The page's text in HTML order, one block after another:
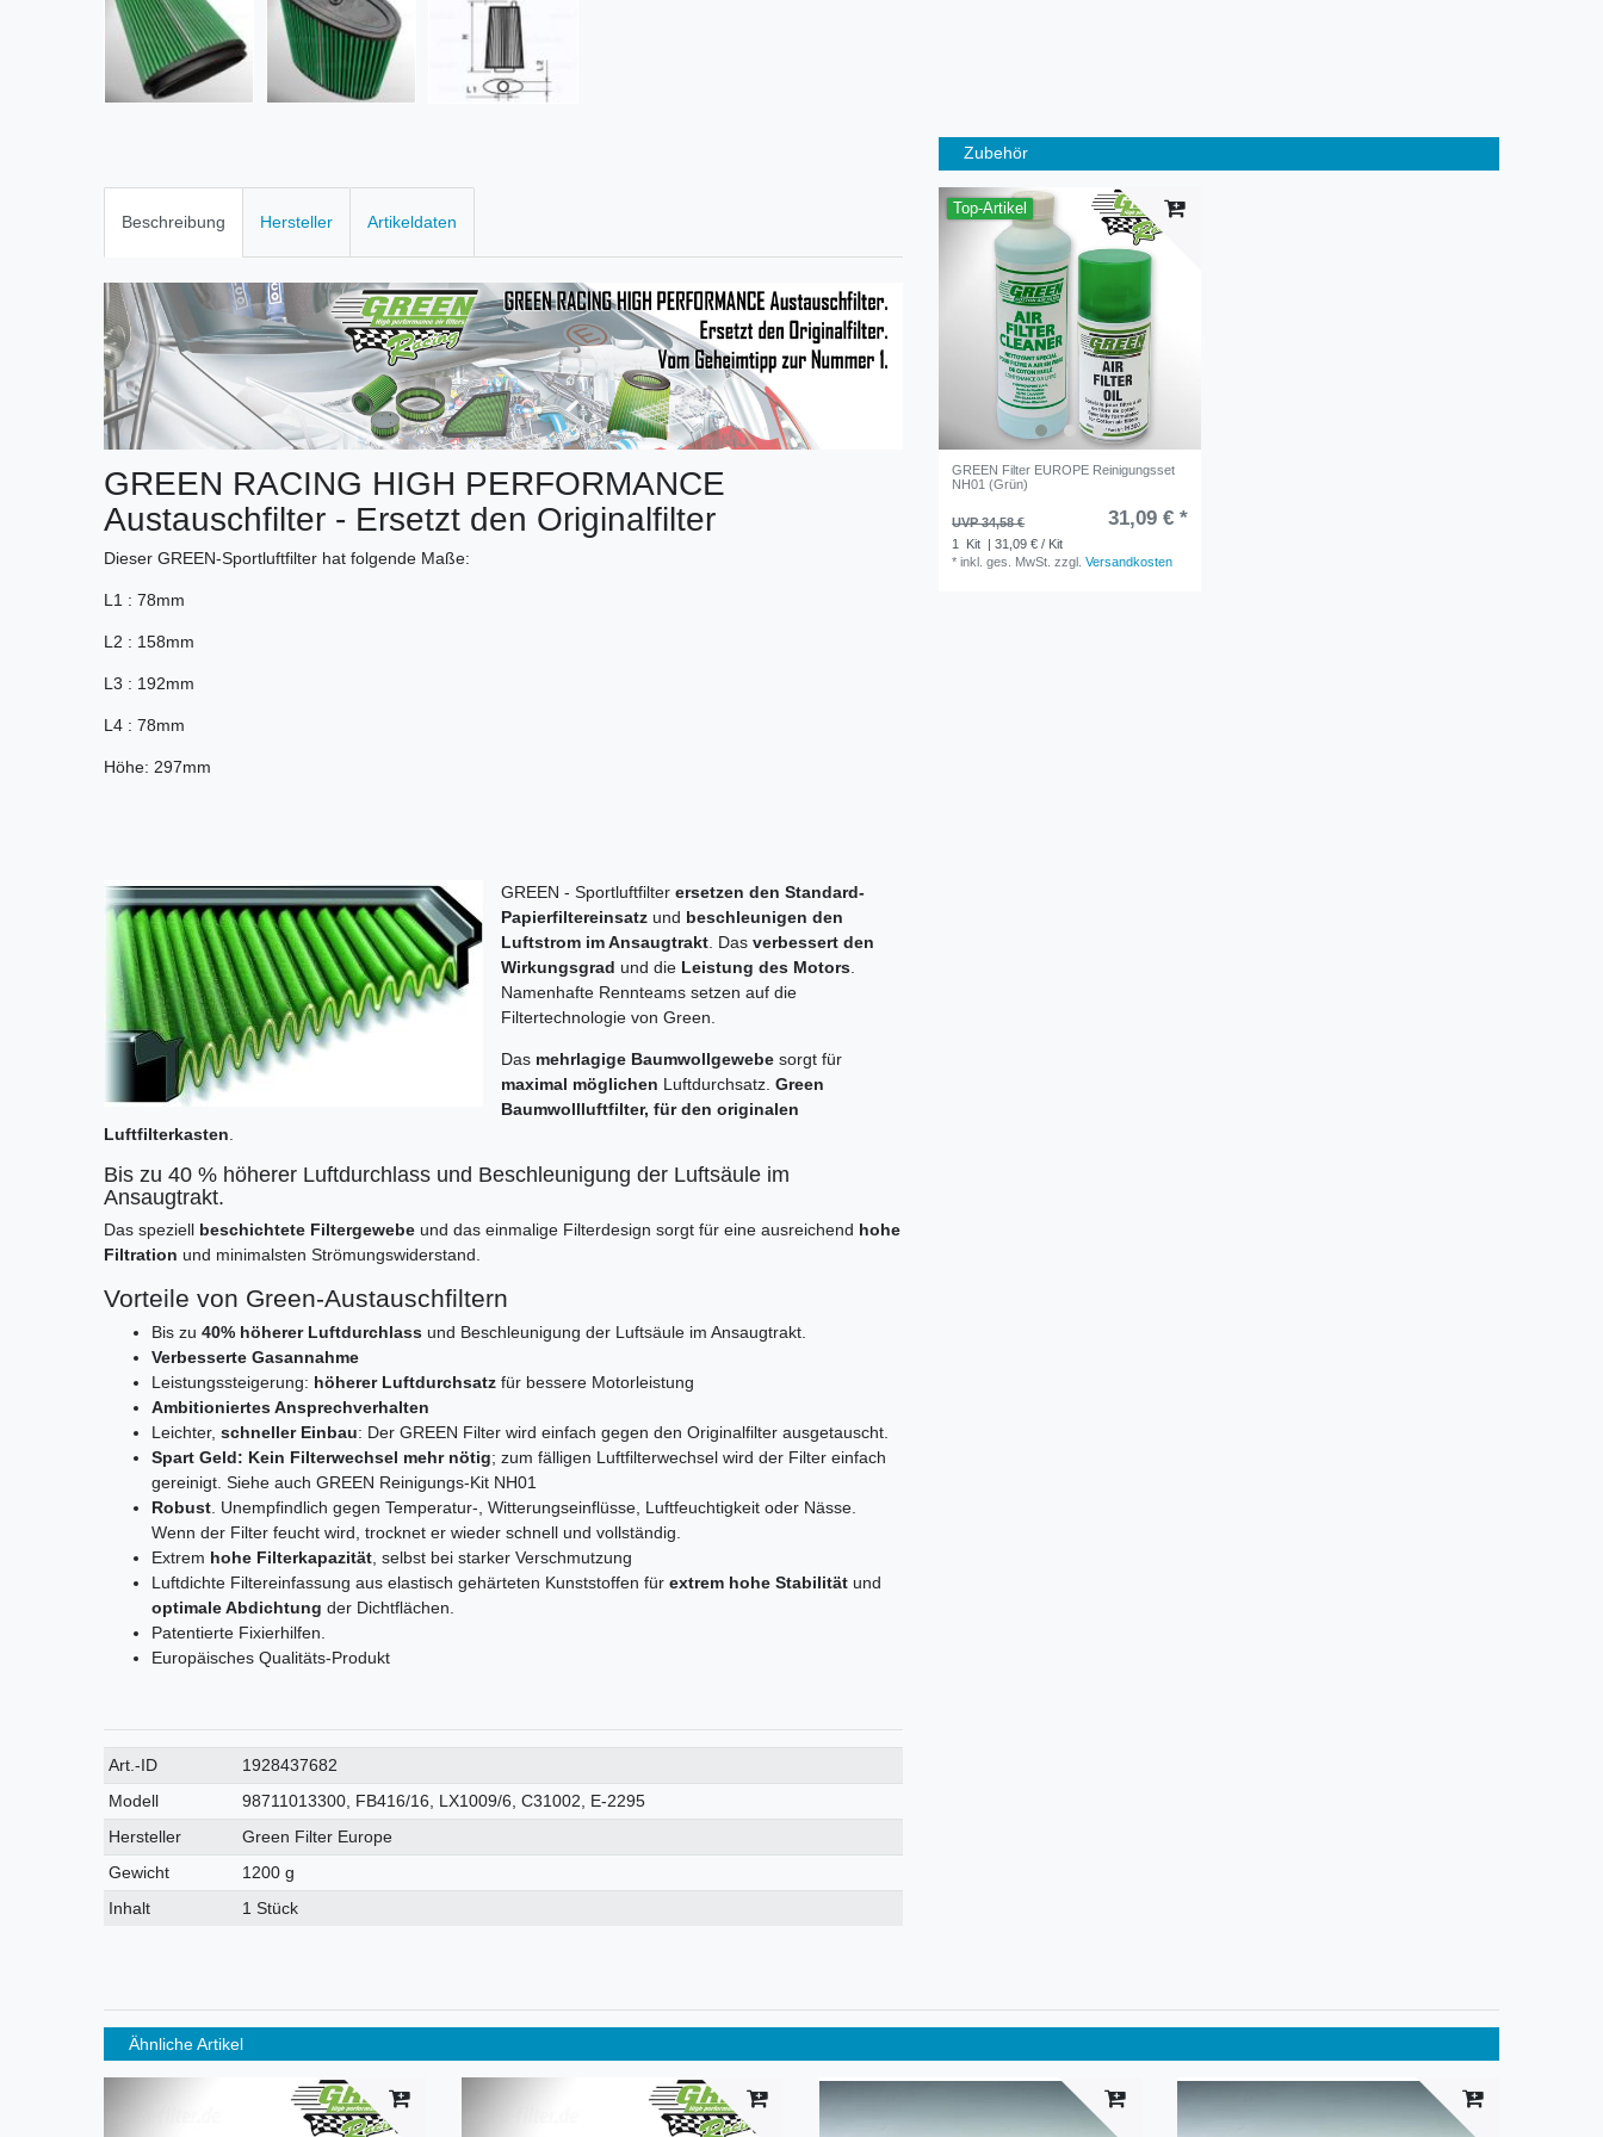
Beschreibung Hersteller Artikeldaten
GREEN RACING HIGH PERFORMANCE
Austauschfilter - Ersetzt den Originalfilter
Dieser GREEN-Sportluftfilter hat folgende Maße:
L1 : 78mm
L2 : 158mm
L3 : 192mm
L4 : 78mm
Höhe: 297mm
GREEN - Sportluftfilter ersetzen den Standard-
Papierfiltereinsatz und beschleunigen den
Luftstrom im Ansaugtrakt . Das verbessert den
Wirkungsgrad und die Leistung des Motors
Namenhafte Rennteams setzen auf die
Filtertechnologie von Green.
Das mehrlagige Baumwollgewebe sorgt für
maximal möglichen Luftdurchsatz. Green
Baumwollluftfilter, für den originalen
Luftfilterkasten
Bis zu 40 % höherer Luftdurchlass und Beschleunigung der Luftsäule im
Ansaugtrakt.
Das speziell beschichtete Filtergewebe und das einmalige Filterdesign sorgt für eine ausreichend hohe
Filtration und minimalsten Strömungswiderstand.
Vorteile von Green-Austauschfiltern
Bis zu 40% höherer Luftdurchlass und Beschleunigung der Luftsäule im Ansaugtrakt.
Verbesserte Gasannahme
Leistungssteigerung: höherer Luftdurchsatz für bessere Motorleistung
Ambitioniertes Ansprechverhalten
Leichter, schneller Einbau: Der GREEN Filter wird einfach gegen den Originalfilter ausgetauscht.
Spart Geld: Kein Filterwechsel mehr nötig; zum fälligen Luftfilterwechsel wird der Filter einfach
gereinigt. Siehe auch GREEN Reinigungs-Kit NH01
Robust . Unempfindlich gegen Temperatur-, Witterungseinflüsse, Luftfeuchtigkeit oder Nässe.
Wenn der Filter feucht wird, trocknet er wieder schnell und vollständig.
Extrem hohe Filterkapazität , selbst bei starker Verschmutzung
Luftdichte Filtereinfassung aus elastisch gehärteten Kunststoffen für extrem hohe Stabilität und
optimale Abdichtung der Dichtflächen.
Patentierte Fixierhilfen.
Europäisches Qualitäts-Produkt
Technisches
Merkmal
Wert
Art.-ID
1928437682
Modell
98711013300, FB416/16, LX1009/6, C31002, E-2295
Hersteller
Green Filter Europe
Gewicht
1200 g
Inhalt
1 Stück
Zubehör
Top-Artikel
GREEN Filter EUROPE Reinigungsset
NH01 (Grün)
UVP 34,58 € 31,09 € *
1 Kit | 31,09 € / Kit
*inkl. ges. MwSt. zzgl.Versandkosten
Ähnliche Artikel